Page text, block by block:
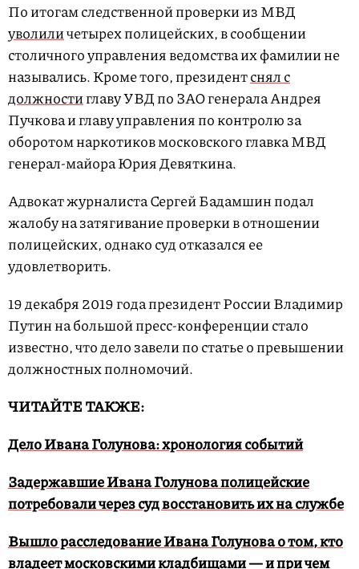
По итогам следственной проверки из МВД
уволиличетырех полицейских, в сообщении
столичного управления ведомства их фамилии не
назывались. Кроме того, президентснял с
должностиглаву УВД по ЗАО генерала Андрея
Пучкова и главу управления по контролю за
оборотом наркотиков московского главка МВД
генерал-майора Юрия Девяткина.
Адвокат журналиста Сергей Бадамшин подал
жалобу на затягивание проверки в отношении
полицейских, однако суд отказался ее
удовлетворить.
19 декабря 2019 года президент России Владимир
Путин на большой пресс-конференции стало
известно, что дело завели по статье о превышении
должностных полномочий.
ЧИТАЙТЕ ТАКЖЕ:
Дело Ивана Голунова: хронология событий
Задержавшие Ивана Голунова полицейские
потребовали через суд восстановить их на службе
Вышло расследование Ивана Голунова о том, кто
владеет московскими кладбищами — и при чем